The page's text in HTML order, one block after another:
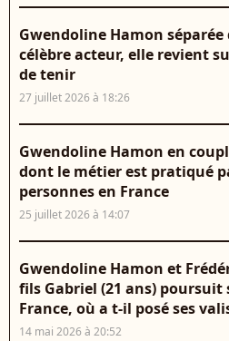
Gwendoline Hamon séparée
célèbre acteur, elle revient
de tenir
27 juillet 2026 à 18:26
Gwendoline Hamon en
dont le métier est pratiqué
personnes en France
25 juillet 2026 à 14:07
Gwendoline Hamon et
fils Gabriel (21 ans) poursuit
France, où a t-il posé ses
14 mai 2026 à 20:52